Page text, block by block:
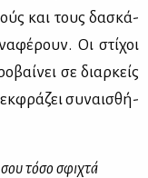
και τους δα­σκά­
Οι στί­χοι
σε διαρ­κείς
συ­ναι­σθή­
τό­σο σφι­χτά